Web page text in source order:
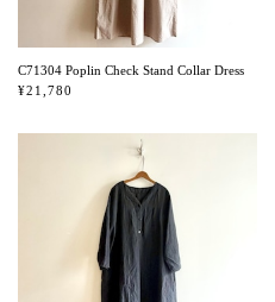
C71304 Poplin Check Stand Collar Dress
¥21,780